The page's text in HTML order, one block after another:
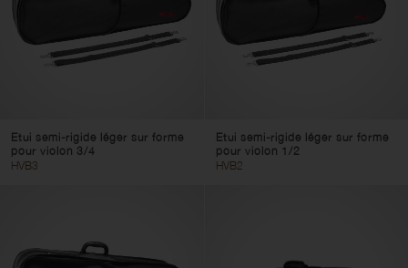
Etui semi-rigide léger sur forme
pour violon 3/4
HVB3
Etui semi-rigide léger sur forme
pour violon 1/2
HVB2